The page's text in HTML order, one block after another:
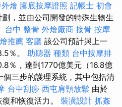
燴 腳底按摩證照 記帳士 初會
，並由公司開發的特殊生物生
台中 整骨 外燴廠商 接骨 按摩
推薦 客廳 該公司預計與上一
％。 助聽器 種類 台中按摩排
％，達到1770億美元（16.8億
三步的護理系統，其中包括清
台中刮痧 西屯肩頸放鬆 由於
和恢復活力。 裝潢設計 抓姦